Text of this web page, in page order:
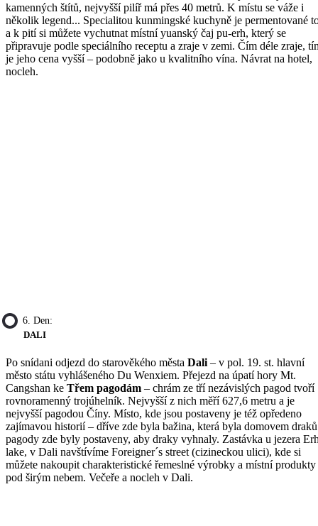
kamenných štítů, nejvyšší pilíř má přes 40 metrů. K místu se váže i
několik legend... Specialitou kunmingské kuchyně je permentované
a k pití si můžete vychutnat místní yuanský čaj pu-erh, který se
připravuje podle speciálního receptu a zraje v zemi. Čím déle zraje,
je jeho cena vyšší – podobně jako u kvalitního vína. Návrat na hotel,
nocleh.
6. Den:
DALI
Po snídani odjezd do starověkého města Dali – v pol. 19. st. hlavní
město státu vyhlášeného Du Wenxiem. Přejezd na úpatí hory Mt.
Cangshan ke Třem pagodám – chrám ze tří nezávislých pagod tvoří
rovnoramenný trojúhelník. Nejvyšší z nich měří 627,6 metru a je
nejvyšší pagodou Číny. Místo, kde jsou postaveny je též opředeno
zajímavou historií – dříve zde byla bažina, která byla domovem
pagody zde byly postaveny, aby draky vyhnaly. Zastávka u jezera
lake, v Dali navštívíme Foreigner´s street (cizineckou ulici), kde si
můžete nakoupit charakteristické řemeslné výrobky a místní produkty
pod širým nebem. Večeře a nocleh v Dali.